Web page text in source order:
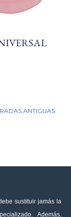
ANTIGUAS
sustituir jamás la
Además,